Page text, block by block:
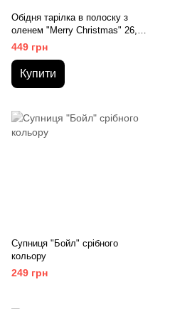
Обідня тарілка в полоску з
оленем "Merry Christmas" 26,5
см
449 грн
Купити
Супниця "Бойл" срібного
кольору
249 грн